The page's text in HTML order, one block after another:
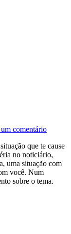
comentário
que te cause
no noticiário,
uma situação com
você. Num
sobre o tema.